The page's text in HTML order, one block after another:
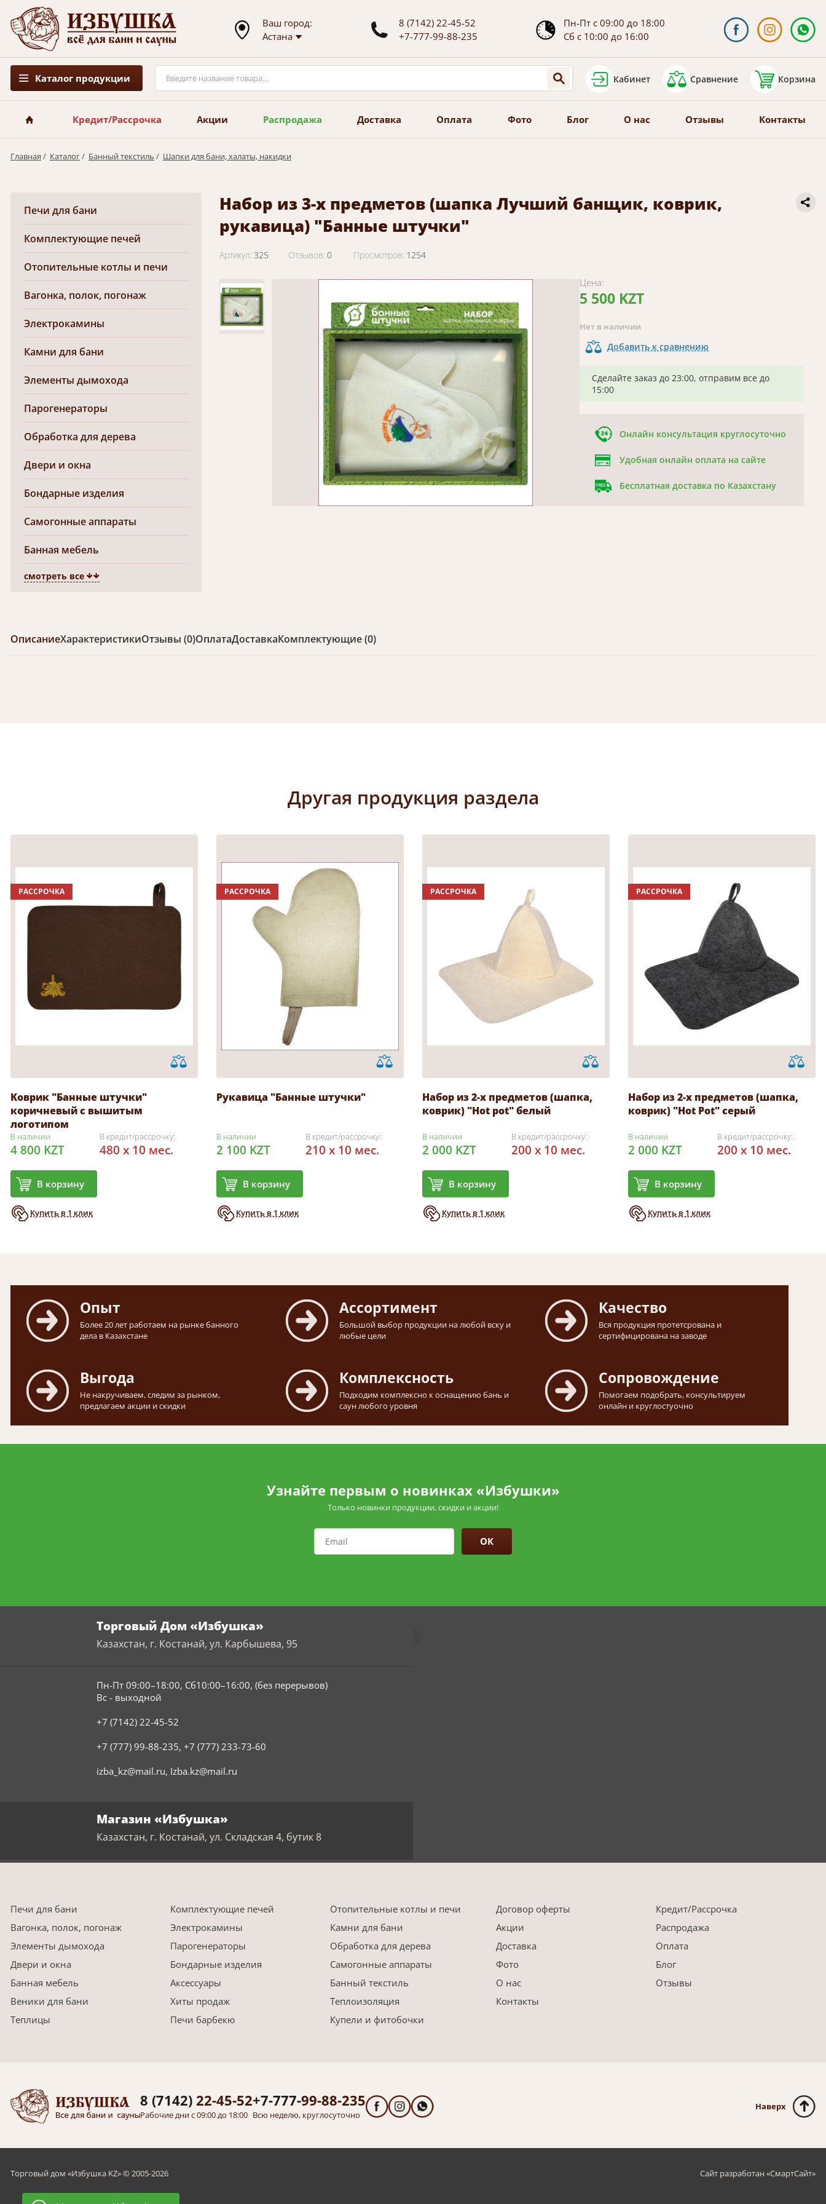
Ваш город:
Астана
8 (7142) 22-45-52
+7-777-99-88-235
Пн-Пт с 09:00 до 18:00
Сб с 10:00 до 16:00
Каталог продукции Кабинет Сравнение Корзина
Кредит/Рассрочка Акции Распродажа Доставка Оплата Фото Блог О нас Отзывы Контакты
Главная / Каталог/ Банный текстиль / Шапки для бани, халаты, накидки
Печи для бани
Комплектующие печей
Отопительные котлы и печи
Вагонка, полок, погонаж
Электрокамины
Камни для бани
Элементы дымохода
Парогенераторы
Обработка для дерева
Двери и окна
Бондарные изделия
Самогонные аппараты
Банная мебель
смотреть все
Набор из 3-х предметов (шапка Лучший банщик, коврик,
рукавица) "Банные штучки"
Артикул: 325 Отзывов: 0 Просмотров: 1254
Цена:
5 500 KZT
Нет в наличии
Добавить к сравнению
Сделайте заказ до 23:00, отправим все до
15:00
Онлайн консультация круглосуточно
Удобная онлайн оплата на сайте
Бесплатная доставка по Казахстану
ОписаниеХарактеристикиОтзывы (0)ОплатаДоставкаКомплектующие (0)
Другая продукция раздела
РАССРОЧКА
Коврик "Банные штучки"
коричневый с вышитым
логотипом
В наличии
4 800 KZT
В корзину
Купить в 1 клик
В кредит/рассрочку:
480 x 10 мес.
РАССРОЧКА
Рукавица "Банные штучки"
В наличии
2 100 KZT
В корзину
Купить в 1 клик
В кредит/рассрочку:
210 x 10 мес.
РАССРОЧКА
Набор из 2-х предметов (шапка,
коврик) "Hot pot" белый
В наличии
2 000 KZT
В корзину
Купить в 1 клик
В кредит/рассрочку:
200 x 10 мес.
РАССРОЧКА
Набор из 2-х предметов (шапка,
коврик) "Hot Pot" серый
В наличии
2 000 KZT
В корзину
Купить в 1 клик
В кредит/рассрочку:
200 x 10 мес.
Опыт
Более 20 лет работаем на рынке банного
дела в Казахстане
Ассортимент
Большой выбор продукции на любой вску и
любые цели
Качество
Вся продукция протетсрована и
сертифицирована на заводе
Выгода
Не накручиваем, следим за рынком,
предлагаем акции и скидки
Комплексность
Подходим комплексно к оснащению бань и
саун любого уровня
Сопровождение
Помогаем подобрать, консультируем
онлайн и круглостуочно
Узнайте первым о новинках «Избушки»
Только новинки продукции, скидки и акции!
ОК
Торговый Дом «Избушка»
Казахстан, г. Костанай, ул. Карбышева, 95
Пн-Пт 09:00–18:00, Сб10:00–16:00, (без перерывов)
Вс - выходной
+7 (7142) 22-45-52
+7 (777) 99-88-235, +7 (777) 233-73-60
izba_kz@mail.ru, Izba.kz@mail.ru
Магазин «Избушка»
Казахстан, г. Костанай, ул. Складская 4, бутик 8
Печи для бани Комплектующие печей
Отопительные котлы и печи
Вагонка, полок, погонаж
Электрокамины
Камни для бани
Элементы дымохода
Парогенераторы
Обработка для дерева
Двери и окна
Бондарные изделия
Самогонные аппараты
Банная мебель
Аксессуары
Банный текстиль
Веники для бани
Хиты продаж
Теплоизоляция
Теплицы
Печи барбекю Купели и фитобочки
Договор оферты
Кредит/Рассрочка
Акции
Распродажа
Доставка
Оплата
Фото
Блог
О нас
Отзывы
Контакты
8 (7142) 22-45-52
Рабочие дни с 09:00 до 18:00
+7-777-99-88-235
Всю неделю, круглосуточно
Наверх
Торговый дом «Избушка KZ» © 2005-2026 Сайт разработан «СмартСайт»